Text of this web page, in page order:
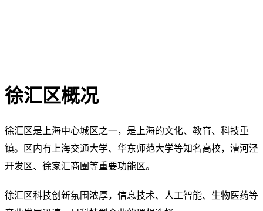
徐汇区概况
徐汇区是上海中心城区之一，是上海的文化、教育、科技重
镇。区内有上海交通大学、华东师范大学等知名高校，漕河泾
开发区、徐家汇商圈等重要功能区。
徐汇区科技创新氛围浓厚，信息技术、人工智能、生物医药等